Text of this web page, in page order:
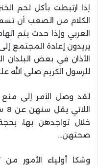
إذا ارتبطت بأكل لحم
الكلام من الصعب أن
العربي وإذا حدث يتم
يريدون إعادة المجتمع
الأذان في بعض البلدان
للرسول الكريم صلى الله
لقد وصل الأمر إلى منع
خلال تواجدهن بها،
صحتهن…
وشكا أولياء الأمور